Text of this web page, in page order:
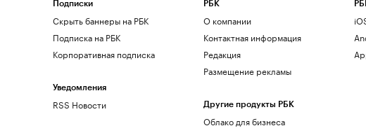
Подписки
Скрыть баннеры на РБК
Подписка на РБК
Корпоративная подписка
Уведомления
RSS Новости
РБК
О компании
Контактная информация
Редакция
Размещение рекламы
Другие продукты РБК
Облако для бизнеса